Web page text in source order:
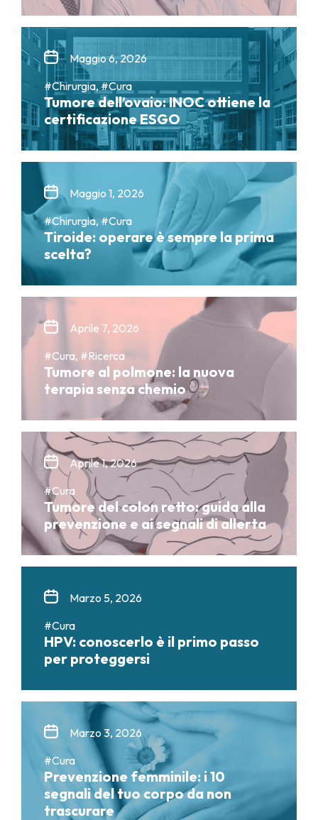
Maggio 6, 2026
#Chirurgia, #Cura
Tumore dell’ovaio: INOC ottiene la
certificazione ESGO
Maggio 1, 2026
#Chirurgia, #Cura
Tiroide: operare è sempre la prima
scelta?
Aprile 7, 2026
#Cura, #Ricerca
Tumore al polmone: la nuova
terapia senza chemio
Aprile 1, 2026
#Cura
Tumore del colon retto: guida alla
prevenzione e ai segnali di allerta
Marzo 5, 2026
#Cura
HPV: conoscerlo è il primo passo
per proteggersi
Marzo 3, 2026
#Cura
Prevenzione femminile: i 10
segnali del tuo corpo da non
trascurare